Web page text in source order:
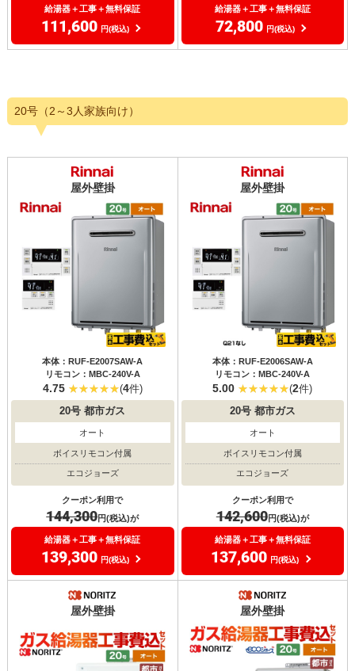
給湯器＋工事＋無料保証
111,600 円(税込)
給湯器＋工事＋無料保証
72,800 円(税込)
20号（2～3人家族向け）
屋外壁掛
本体：RUF-E2007SAW-A
リモコン：MBC-240V-A
4.75 (4件)
20号 都市ガス
オート
ボイスリモコン付属
エコジョーズ
クーポン利用で
144,300円(税込)が
給湯器＋工事＋無料保証
139,300 円(税込)
屋外壁掛
本体：RUF-E2006SAW-A
リモコン：MBC-240V-A
5.00 (2件)
20号都市ガス
オート
ボイスリモコン付属
エコジョーズ
クーポン利用で
142,600円(税込)が
給湯器＋工事＋無料保証
137,600 円(税込)
屋外壁掛 屋外壁掛